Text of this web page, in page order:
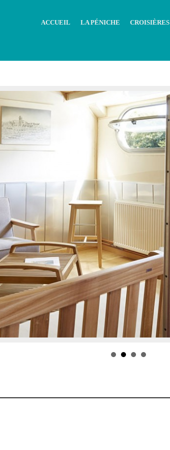
ACCUEIL LA PÉNICHE CROISIÈRES